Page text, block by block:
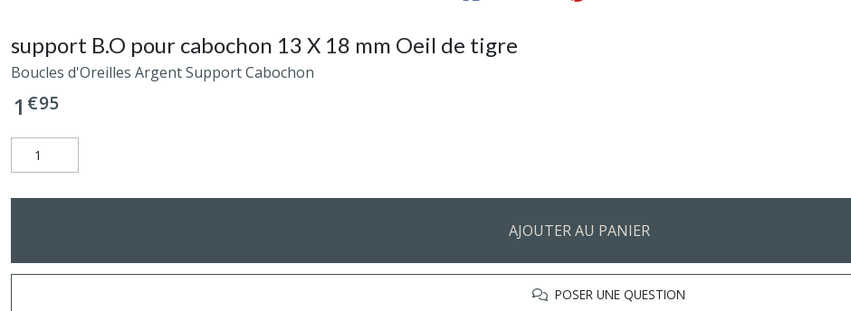
support B.O pour cabochon 13 X 18 mm Oeil de tigre
Boucles d'Oreilles Argent Support Cabochon
1 €95
AJOUTER AU PANIER
POSER UNE QUESTION